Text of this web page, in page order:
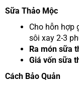
Sữa Thảo Mộc
Cho hỗn hợp
sôi xay 2-3
Ra món sữa
Giá vốn sữa
Cách Bảo Quản